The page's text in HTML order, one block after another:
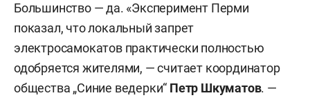
Большинство — да. «Эксперимент Перми
показал, что локальный запрет
электросамокатов практически полностью
одобряется жителями, — считает координатор
общества „Синие ведерки“ Петр Шкуматов. —